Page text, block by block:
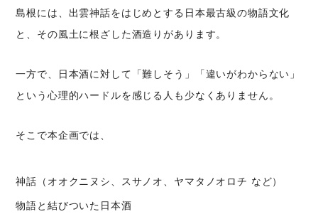
島根には、出雲神話をはじめとする日本最古級の物語文化
と、その風土に根ざした酒造りがあります。
一方で、日本酒に対して「難しそう」「違いがわからない」
という心理的ハードルを感じる人も少なくありません。
そこで本企画では、
神話（オオクニヌシ、スサノオ、ヤマタノオロチ など）
物語と結びついた日本酒